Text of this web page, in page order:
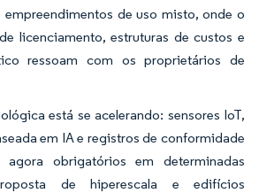
empreendimentos de uso misto, onde o
licenciamento, estruturas de custos e
ressoam com os proprietários de
está se acelerando: sensores IoT,
em IA e registros de conformidade
obrigatórios em determinadas
de hiperescala e edifícios